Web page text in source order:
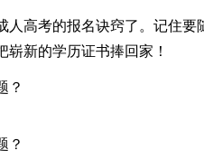
人高考的报名诀窍了。记住
新的学历证书捧回家！
？
？